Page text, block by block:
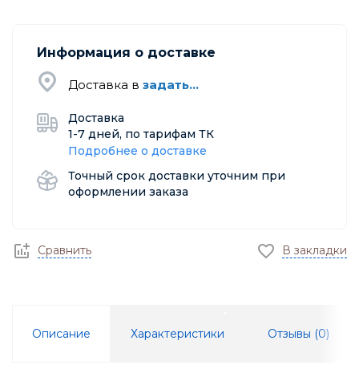
Информация о доставке
Доставка в задать...
Доставка
1-7 дней, по тарифам ТК
Подробнее о доставке
Точный срок доставки уточним при
оформлении заказа
Сравнить В закладки
Описание Характеристики Отзывы (0)